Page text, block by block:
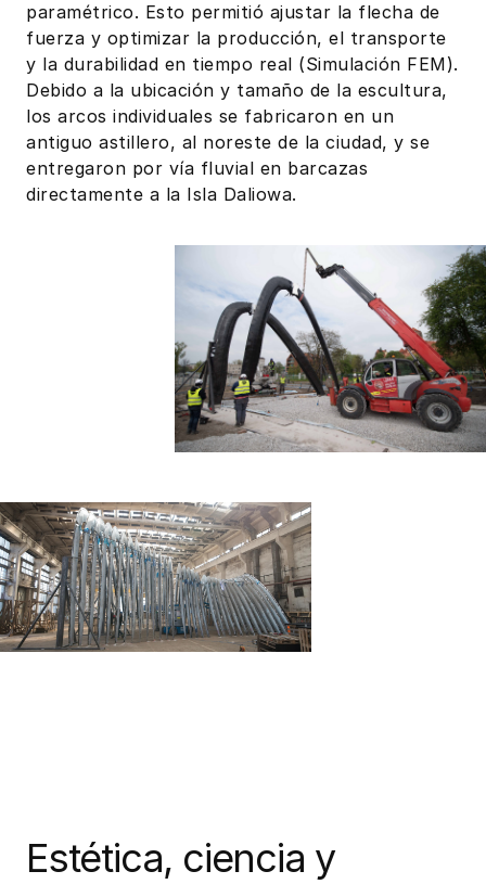
paramétrico. Esto permitió ajustar la flecha de
fuerza y optimizar la producción, el transporte
y la durabilidad en tiempo real (Simulación FEM).
Debido a la ubicación y tamaño de la escultura,
los arcos individuales se fabricaron en un
antiguo astillero, al noreste de la ciudad, y se
entregaron por vía fluvial en barcazas
directamente a la Isla Daliowa.
Estética, ciencia y